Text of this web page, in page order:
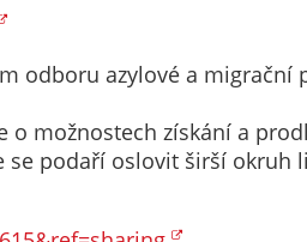
azylové a migrační
možnostech získání a
se podaří oslovit širší
Technické
nezbytné
správné